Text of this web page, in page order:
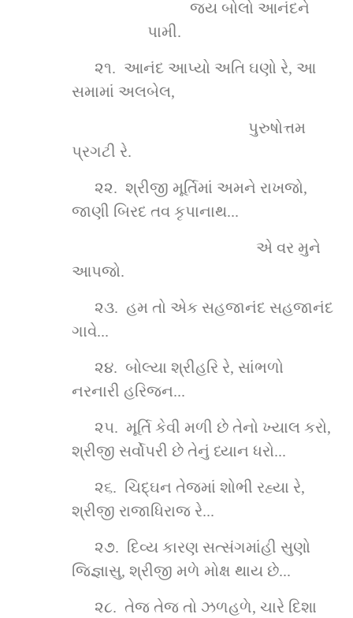
જય બોલો આનંદને
પામી.
૨૧.  આનંદ આપ્યો અતિ ઘણો રે, આ
સમામાં અલબેલ,
પુરુષોત્તમ
પ્રગટી રે.
૨૨.  શ્રીજી મૂર્તિમાં અમને રાખજો,
જાણી બિરદ તવ કૃપાનાથ...
એ વર મુને
આપજો.
૨૩.  હમ તો એક સહજાનંદ સહજાનંદ
ગાવે...
૨૪.  બોલ્યા શ્રીહરિ રે, સાંભળો
નરનારી હરિજન...
૨૫.  મૂર્તિ કેવી મળી છે તેનો ખ્યાલ કરો,
શ્રીજી સર્વોપરી છે તેનું ધ્યાન ધરો...
૨૬.  ચિદ્‌ઘન તેજમાં શોભી રહ્યા રે,
શ્રીજી રાજાધિરાજ રે...
૨૭.  દિવ્ય કારણ સત્સંગમાંહી સુણો
જિજ્ઞાસુ, શ્રીજી મળે મોક્ષ થાય છે...
૨૮.  તેજ તેજ તો ઝળહળે, ચારે દિશા